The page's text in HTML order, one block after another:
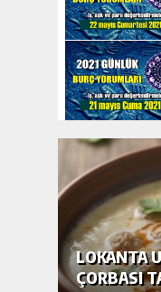
LOKANTA
ÇORBASI